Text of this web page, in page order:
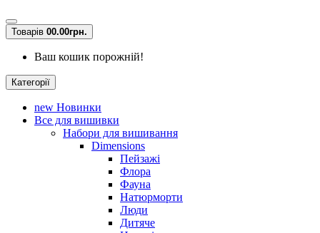
Товарів 00.00грн.
Ваш кошик порожній!
Категорії
new Новинки
Все для вишивки
Набори для вишивання
Dimensions
Пейзажі
Флора
Фауна
Натюрморти
Люди
Дитяче